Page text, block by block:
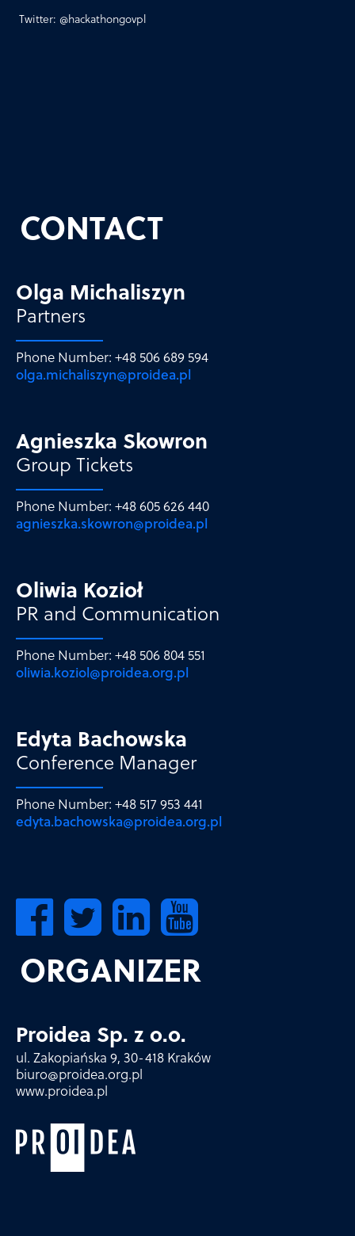
Twitter: @hackathongovpl
CONTACT
Olga Michaliszyn
Partners
Phone Number: +48 506 689 594
olga.michaliszyn@proidea.pl
Agnieszka Skowron
Group Tickets
Phone Number: +48 605 626 440
agnieszka.skowron@proidea.pl
Oliwia Kozioł
PR and Communication
Phone Number: +48 506 804 551
oliwia.koziol@proidea.org.pl
Edyta Bachowska
Conference Manager
Phone Number: +48 517 953 441
edyta.bachowska@proidea.org.pl
ORGANIZER
Proidea Sp. z o.o.
ul. Zakopiańska 9, 30-418 Kraków
biuro@proidea.org.pl
www.proidea.pl